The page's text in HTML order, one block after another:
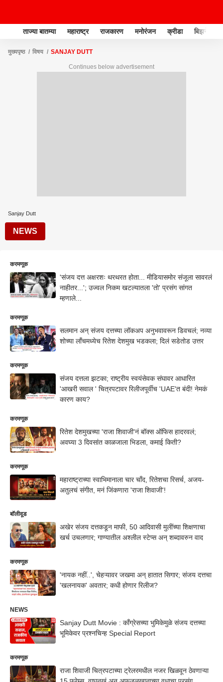
ताज्या बातम्या महाराष्ट्र राजकारण मनोरंजन क्रीडा बिझनेस
मुख्यपृष्ठ विषय SANJAY DUTT
Continues below advertisement
Sanjay Dutt
NEWS
करमणूक
'संजय दत्त अक्षरशः थरथरत होता... मीडियासमोर संजूला सावरलं
नाहीतर...'; उज्वल निकम खटल्यातला 'तो' प्रसंग सांगत
म्हणाले...
करमणूक
सलमान अन् संजय दत्तच्या लॉकअप अनुभवावरून डिवचलं; नव्या
शोच्या लाँचमध्येच रितेश देशमुख भडकला; दिलं सडेतोड उत्तर
करमणूक
संजय दत्तला झटका; राष्ट्रीय स्वयंसेवक संघावर आधारित
'आखरी सवाल ' चित्रपटावर रिलीजपूर्वीच 'UAE'त बंदी! नेमकं
कारण काय?
करमणूक
रितेश देशमुखच्या 'राजा शिवाजी'नं बॉक्स ऑफिस हादरवलं;
अवघ्या 3 दिवसांत काळजाला भिडला, कमाई किती?
करमणूक
महाराष्ट्राच्या स्वाभिमानाला चार चाँद, रितेशचा रिसर्च, अजय-
अतुलचं संगीत, मनं जिंकणारा 'राजा शिवाजी'!
बॉलीवूड
अखेर संजय दत्तकडून माफी, 50 आदिवासी मुलींच्या शिक्षणाचा
खर्च उचलणार; गाण्यातील अश्लील स्टेप्स अन् शब्दावरुन वाद
करमणूक
'नायक नहीं..', चेहऱ्यावर जखमा अन् हातात सिगार; संजय दत्तचा
'खलनायक' अवतार; कधी होणार रिलीज?
NEWS
Sanjay Dutt Movie : काँग्रेसच्या भुमिकेमुळे संजय दत्तच्या
भूमिकेवर प्रश्नचिन्ह Special Report
करमणूक
राजा शिवाजी चित्रपटाच्या ट्रेलरमधील नजर खिळवून ठेवणाऱ्या